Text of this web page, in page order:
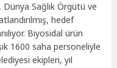
Sağlık Örgütü ve
hedef
Biyosidal ürün
1600 saha personeliyle
ekipleri, yıl